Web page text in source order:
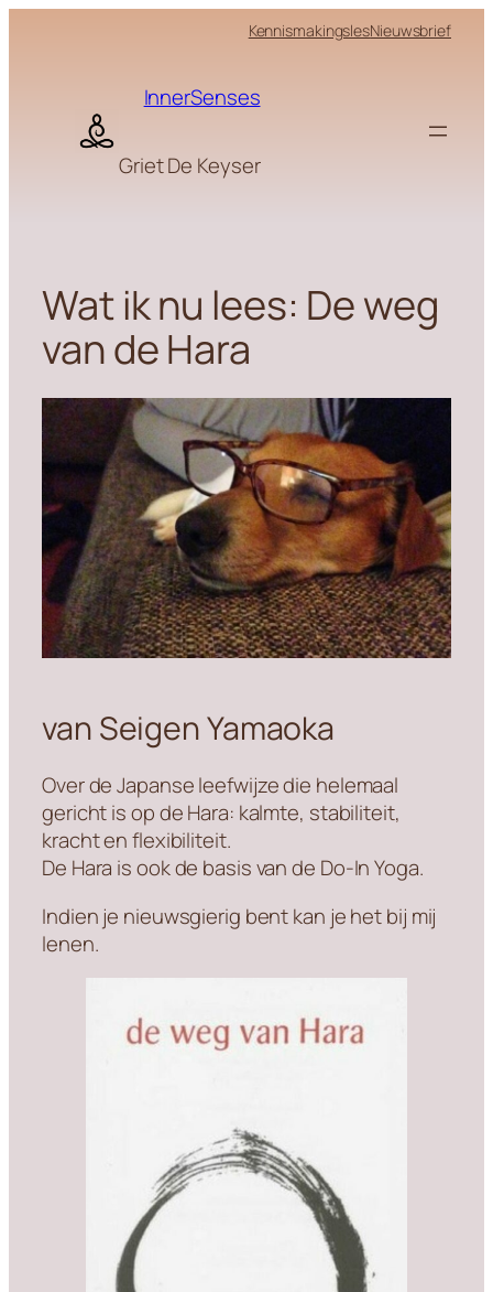
KennismakingslesNieuwsbrief
InnerSenses
Griet De Keyser
Wat ik nu lees: De weg
van de Hara
van Seigen Yamaoka
Over de Japanse leefwijze die helemaal
gericht is op de Hara: kalmte, stabiliteit,
kracht en flexibiliteit.
De Hara is ook de basis van de Do-In Yoga.
Indien je nieuwsgierig bent kan je het bij mij
lenen.